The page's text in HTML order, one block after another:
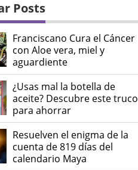
Posts
Franciscano Cura el Cáncer
con Aloe vera, miel y
aguardiente
¿Usas mal la botella de
aceite? Descubre este truco
para ahorrar
Resuelven el enigma de la
cuenta de 819 días del
calendario Maya